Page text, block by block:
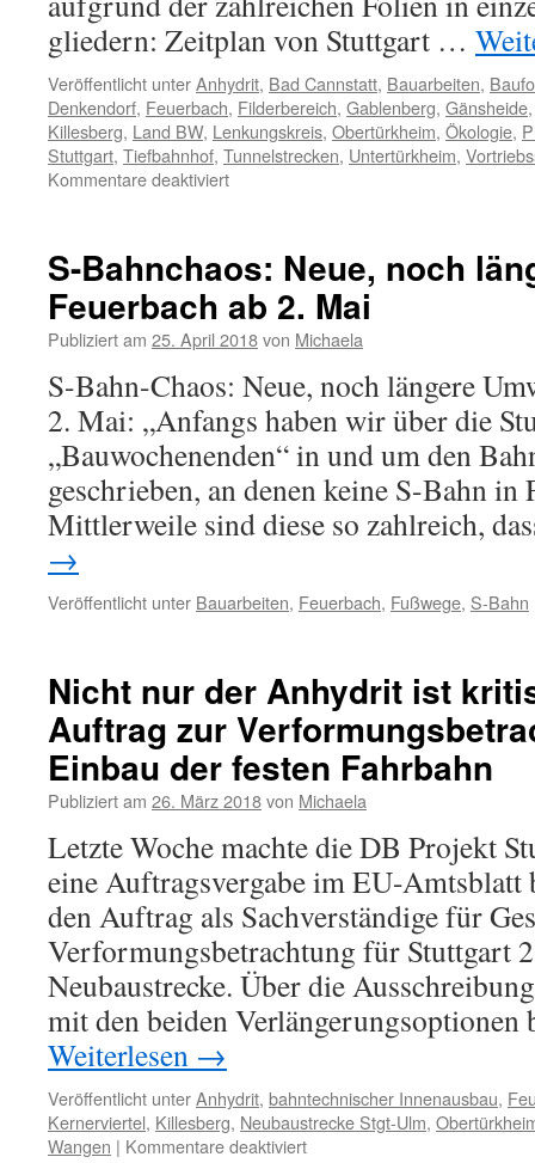
gliedern: Zeitplan von Stuttgart …
Veröffentlicht unterAnhydrit, Bad Cannstatt, Bauarbeiten,
Denkendorf, Feuerbach, Filderbereich, Gablenberg, Gänsheide
Killesberg, Land BW, Lenkungskreis, Obertürkheim, Ökologie,
Stuttgart, Tiefbahnhof, Tunnelstrecken, Untertürkheim,
Kommentare deaktiviert
S-Bahnchaos: Neue, noch
Feuerbach ab 2. Mai
Publiziert am 25. April 2018von Michaela
S-Bahn-Chaos: Neue, noch längere
2. Mai: „Anfangs haben wir über die
„Bauwochenenden“ in und um den
geschrieben, an denen keine S-Bahn in
Mittlerweile sind diese so zahlreich,
→
Veröffentlicht unter Bauarbeiten, Feuerbach, Fußwege, S-Bahn
Nicht nur der Anhydrit ist
Auftrag zur
Einbau der festen Fahrbahn
Publiziert am 26. März 2018von Michaela
Letzte Woche machte die DB Projekt
eine Auftragsvergabe im EU-Amtsblatt
den Auftrag als Sachverständige für
Verformungsbetrachtung für Stuttgart
Neubaustrecke. Über die
mit den beiden
Weiterlesen →
Veröffentlicht unterAnhydrit, bahntechnischer Innenausbau,
Kernerviertel, Killesberg, Neubaustrecke Stgt-Ulm,
Wangen | Kommentare deaktiviert